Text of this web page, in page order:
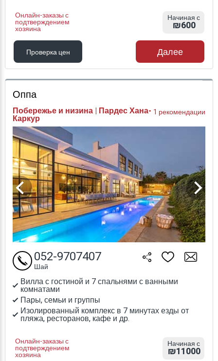
Онлайн-заказы с
подтверждением
хозяина
Начиная с
₪600
Проверка цен
Проверка цен
Далее
Оппа
Побережье и низина | Пардес Хана-
Каркур
1 рекомендации
Вилла с гостиной и 7 спальнями с ванными
комнатами
Пары, семьи и группы
Изолированный комплекс в 7 минутах езды от
пляжа, ресторанов, кафе и др.
Онлайн-заказы с
подтверждением
хозяина
052-9707407
Шай
Начиная с
₪11000